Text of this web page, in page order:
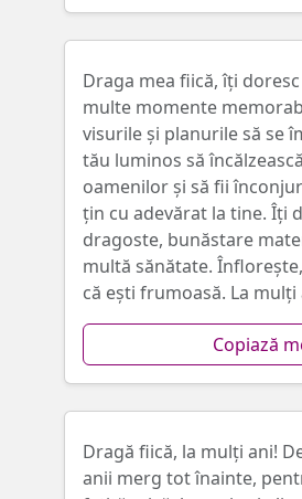
Draga mea fiică, îți
multe momente
visurile și planurile să se
tău luminos să
oamenilor și să fii
ţin cu adevărat la tine. Îţi
dragoste, bunăstare
multă sănătate.
că ești frumoasă. La mulţi
Copiază
Dragă fiică, la mulți ani!
anii merg tot înainte,